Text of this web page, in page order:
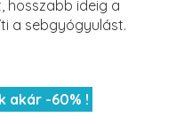
hosszabb ideig a
a sebgyógyulást.
akár -60% !